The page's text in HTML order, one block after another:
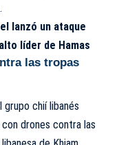
lanzó un ataque
líder de Hamas
las tropas
grupo chií libanés
drones contra las